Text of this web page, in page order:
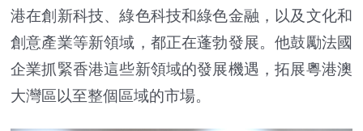
港在創新科技、綠色科技和綠色金融，以及文化和
創意產業等新領域，都正在蓬勃發展。他鼓勵法國
企業抓緊香港這些新領域的發展機遇，拓展粵港澳
大灣區以至整個區域的市場。